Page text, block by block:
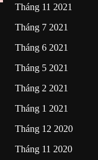
Tháng 11 2021
Tháng 7 2021
Tháng 6 2021
Tháng 5 2021
Tháng 2 2021
Tháng 1 2021
Tháng 12 2020
Tháng 11 2020